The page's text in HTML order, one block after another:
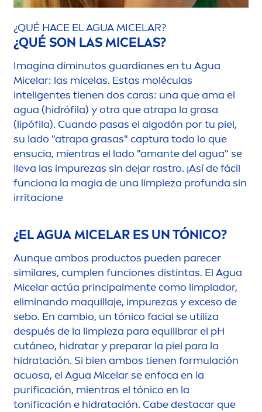
¿QUÉ HACE EL AGUA MICELAR?
¿QUÉ SON LAS MICELAS?
Imagina diminutos guardianes en tu Agua
Micelar: las micelas. Estas moléculas
inteligentes tienen dos caras: una que ama el
agua (hidrófila) y otra que atrapa la grasa
(lipófila). Cuando pasas el algodón por tu piel,
su lado "atrapa grasas" captura todo lo que
ensucia, mientras el lado "amante del agua" se
lleva las impurezas sin dejar rastro. ¡Así de fácil
funciona la magia de una limpieza profunda sin
irritacione
¿EL AGUA MICELAR ES UN TÓNICO?
Aunque ambos productos pueden parecer
similares, cumplen funciones distintas. El Agua
Micelar actúa principalmente como limpiador,
eliminando maquillaje, impurezas y exceso de
sebo. En cambio, un tónico facial se utiliza
después de la limpieza para equilibrar el pH
cutáneo, hidratar y preparar la piel para la
hidratación. Si bien ambos tienen formulación
acuosa, el Agua Micelar se enfoca en la
purificación, mientras el tónico en la
tonificación e hidratación. Cabe destacar que